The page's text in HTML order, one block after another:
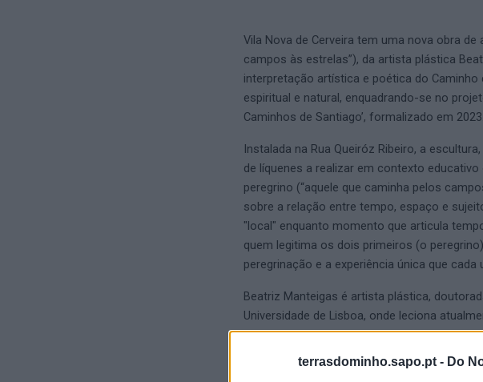
terrasdominho.sapo.pt - Do
Vila Nova de Cerveira tem uma nova obra de
campos às estrelas”), da artista plástica
interpretação artística e poética do
espiritual e natural, enquadrando-se no
Caminhos de Santiago’, formalizado em 2023.
Instalada na Rua Queiróz Ribeiro, a
de líquenes a realizar em contexto
peregrino (“aquele que caminha pelos
sobre a relação entre tempo, espaço e
"local" enquanto momento que articula
quem legitima os dois primeiros (o
peregrinação e a experiência única que
Beatriz Manteigas é artista plástica,
Universidade de Lisboa, onde leciona
estrangeiro, estando representada em
a Associação Quinta das Relvas, dedicada